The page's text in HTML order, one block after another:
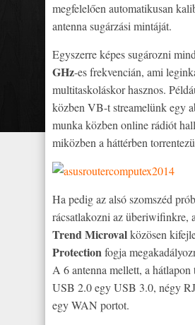
megfelelően automatikusan
antenna sugárzási mintáját.
Egyszerre képes sugározni
GHz-es frekvencián, ami
multitaskoláskor hasznos.
közben VB-t streamelünk egy
munka közben online rádiót
miközben a háttérben
Ha pedig az alsó szomszéd
rácsatlakozni az überiwifinkre,
Trend Microvalközösen
Protectionfogja
A 6 antenna mellett, a
USB 2.0 egy USB 3.0, négy
egy WAN portot.